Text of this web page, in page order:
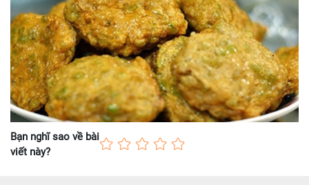
Bạn nghĩ sao về bài
viết này?